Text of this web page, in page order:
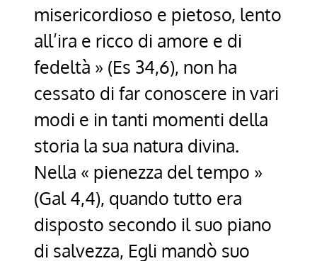
misericordioso e pietoso, lento
all’ira e ricco di amore e di
fedeltà » (Es 34,6), non ha
cessato di far conoscere in vari
modi e in tanti momenti della
storia la sua natura divina.
Nella « pienezza del tempo »
(Gal 4,4), quando tutto era
disposto secondo il suo piano
di salvezza, Egli mandò suo